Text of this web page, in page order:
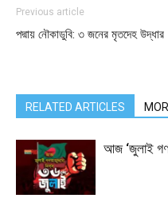
Previous article
পদ্মায় নৌকাডুবি: ৩ জনের মৃতদেহ উদ্ধার
RELATED ARTICLES
আজ ‘জুলাই